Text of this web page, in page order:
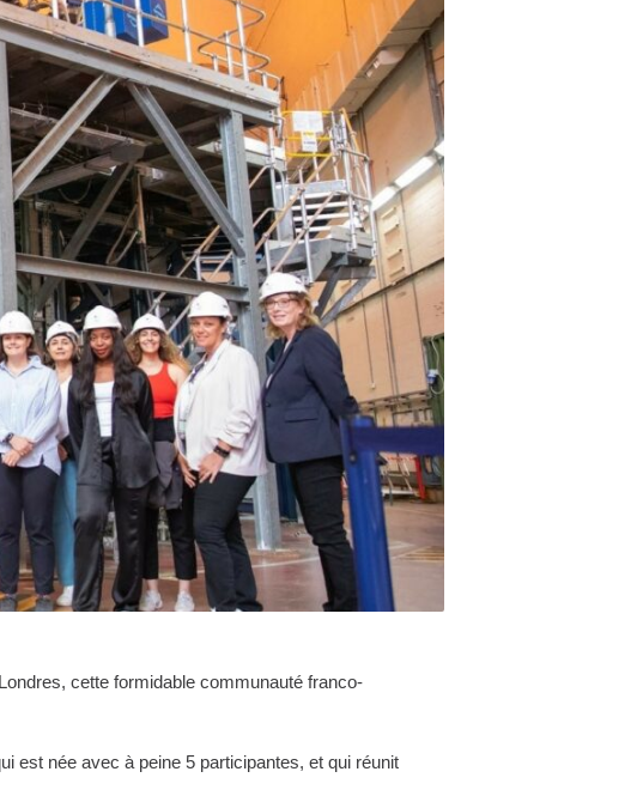
cette formidable communauté franco-
est née avec à peine 5 participantes, et qui réunit